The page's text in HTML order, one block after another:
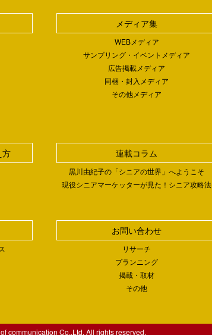
メディア集
WEBメディア
サンプリング・イベントメディア
広告掲載メディア
同梱・封入メディア
その他メディア
方 連載コラム
黒川由紀子の「シニアの世界」へようこそ
現役シニアマーケッターが見た！シニア攻略法
お問い合わせ
リサーチ
プランニング
掲載・取材
その他
communication Co.,Ltd. All rights reserved.